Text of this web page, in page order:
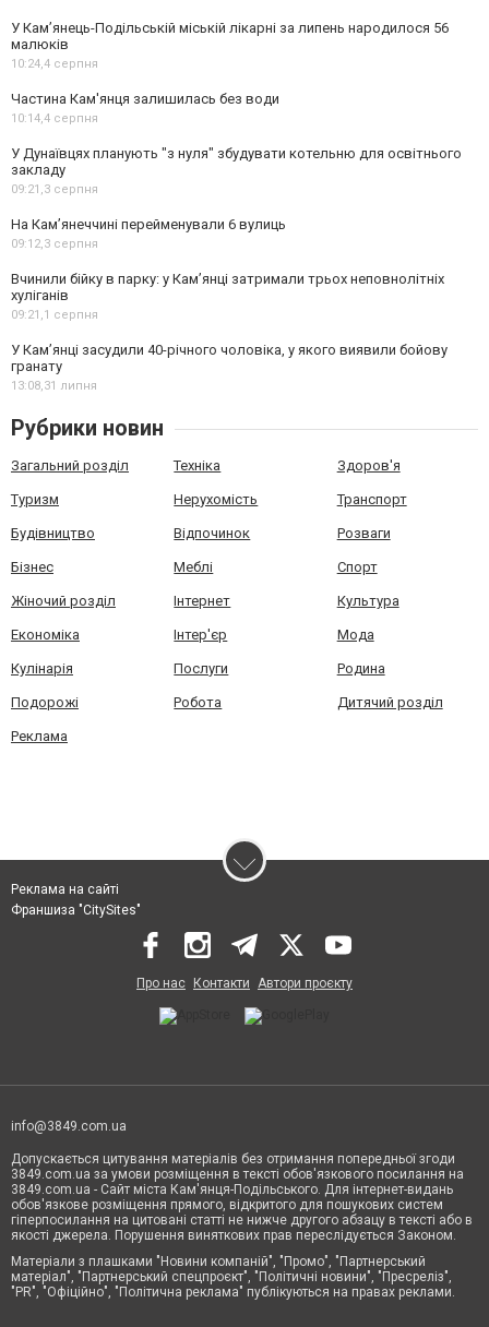
У Кам’янець-Подільській міській лікарні за липень народилося 56
малюків
10:24,4 серпня
Частина Кам'янця залишилась без води
10:14,4 серпня
У Дунаївцях планують "з нуля" збудувати котельню для освітнього
закладу
09:21,3 серпня
На Камʼянеччині перейменували 6 вулиць
09:12,3 серпня
Вчинили бійку в парку: у Кам’янці затримали трьох неповнолітніх
хуліганів
09:21,1 серпня
У Камʼянці засудили 40-річного чоловіка, у якого виявили бойову
гранату
13:08,31 липня
Рубрики новин
Загальний розділ Техніка Здоров'я
Туризм Нерухомість Транспорт
Будівництво Відпочинок Розваги
Бізнес Меблі Спорт
Жіночий розділ Інтернет Культура
Економіка Інтер'єр Мода
Кулінарія Послуги Родина
Подорожі Робота Дитячий розділ
Реклама
Реклама на сайті
Франшиза "CitySites"
Про нас Контакти Автори проєкту
info@3849.com.ua
Допускається цитування матеріалів без отримання попередньої згоди
3849.com.ua за умови розміщення в тексті обов'язкового посилання на
3849.com.ua - Сайт міста Кам'янця-Подільського. Для інтернет-видань
обов'язкове розміщення прямого, відкритого для пошукових систем
гіперпосилання на цитовані статті не нижче другого абзацу в тексті або в
якості джерела. Порушення виняткових прав переслідується Законом.
Матеріали з плашками "Новини компаній", "Промо", "Партнерський
матеріал", "Партнерський спецпроєкт", "Політичні новини", "Пресреліз",
"PR", "Офіційно", "Політична реклама" публікуються на правах реклами.